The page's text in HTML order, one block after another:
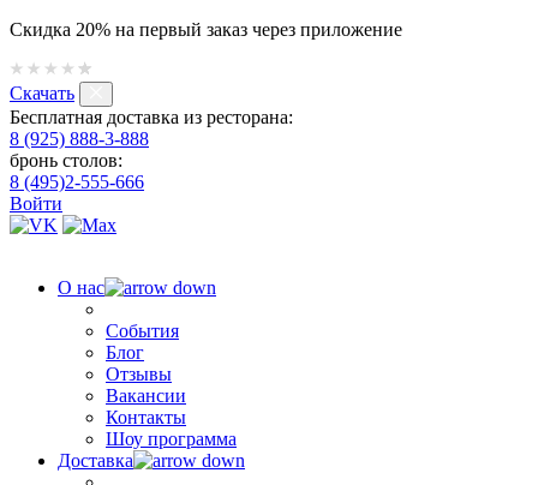
Скидка 20% на первый заказ через приложение
Скачать
Бесплатная доставка из ресторана:
8 (925) 888-3-888
бронь столов:
8 (495)2-555-666
Войти
О нас
События
Блог
Отзывы
Вакансии
Контакты
Шоу программа
Доставка